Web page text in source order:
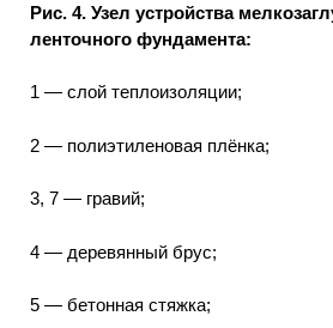
Рис. 4. Узел устройства
ленточного фундамента:
1 — слой теплоизоляции;
2 — полиэтиленовая плёнка;
3, 7 — гравий;
4 — деревянный брус;
5 — бетонная стяжка;